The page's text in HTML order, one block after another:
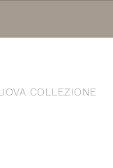
COLLEZIONE